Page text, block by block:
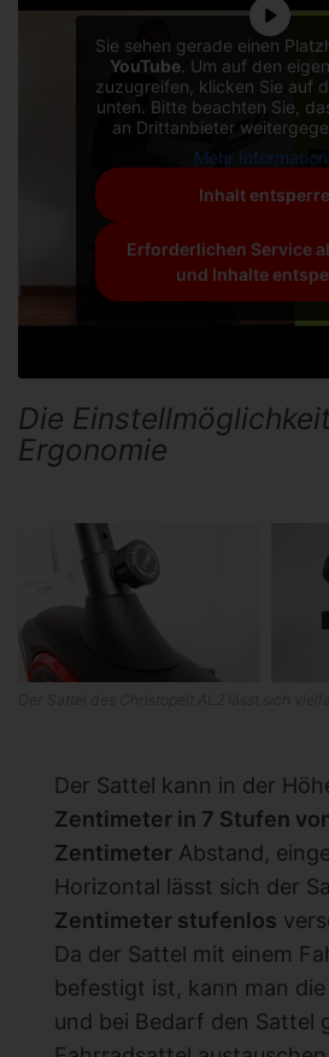
Sie sehen gerade einen
YouTube . Um auf den
zuzugreifen, klicken Sie auf
unten. Bitte beachten Sie,
an Drittanbieter
Mehr
Inhalt
Erforderlichen Service
und Inhalte
Die
Ergonomie
Der Sattel kann in der
Zentimeter in 7 Stufen
Zentimeter Abstand,
Horizontal lässt sich der
Zentimeter stufenlos
Da der Sattel mit einem
befestigt ist, kann man
und bei Bedarf den Sattel